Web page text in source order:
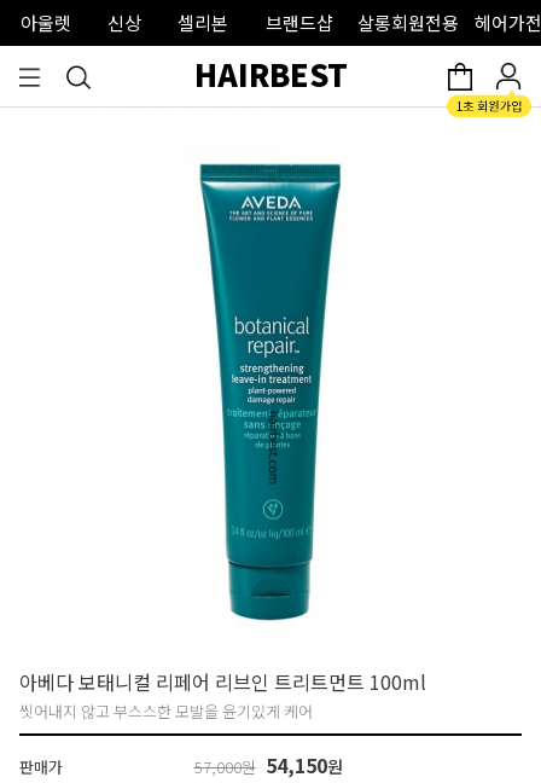
아울렛 신상 셀리본 브랜드샵 살롱회원전용 헤어가
HAIRBEST
아베다 보태니컬 리페어 리브인 트리트먼트 100ml
씻어내지 않고 부스스한 모발을 윤기있게 케어
판매가 57,000원 54,150원